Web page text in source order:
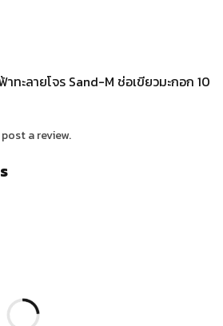
ทะลายโจร Sand-M ช่อเขียวมะกอก 10
a review.